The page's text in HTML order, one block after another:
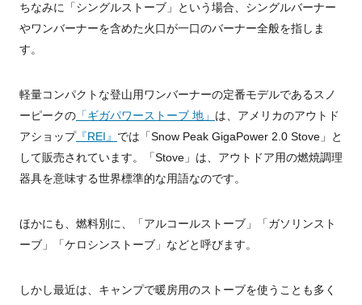
ちなみに「シングルストーブ」という場合、シングルバーナー
やワンバーナーを含めた火口が一口のバーナー全般を指しま
す。
軽量コンパクトな登山用ワンバーナーの定番モデルであるスノ
ーピークの 「ギガパワーストーブ 地」 は、アメリカのアウトド
アショップ『REI』 では「Snow Peak GigaPower 2.0 Stove」と
して販売されています。「Stove」は、アウトドア用の燃焼調理
器具を意味する世界標準的な用語なのです。
ほかにも、燃料別に、「アルコールストーブ」「ガソリンスト
ーブ」「ケロシンストーブ」などと呼びます。
しかし最近は、キャンプで暖房用のストーブを使うことも多く